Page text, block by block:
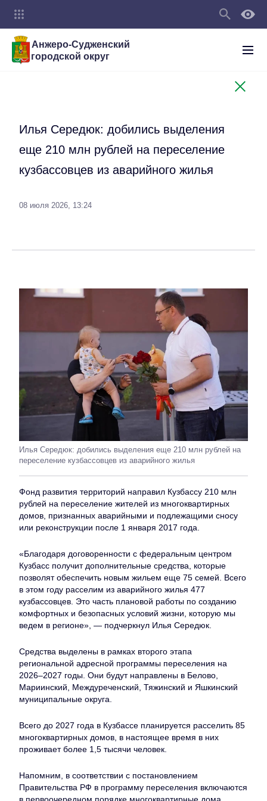
Анжеро-Судженский
городской округ
Илья Середюк: добились выделения
еще 210 млн рублей на переселение
кузбассовцев из аварийного жилья
08 июля 2026, 13:24
Илья Середюк: добились выделения еще 210 млн рублей на
переселение кузбассовцев из аварийного жилья
Фонд развития территорий направил Кузбассу 210 млн
рублей на переселение жителей из многоквартирных
домов, признанных аварийными и подлежащими сносу
или реконструкции после 1 января 2017 года.
«Благодаря договоренности с федеральным центром
Кузбасс получит дополнительные средства, которые
позволят обеспечить новым жильем еще 75 семей. Всего
в этом году расселим из аварийного жилья 477
кузбассовцев. Это часть плановой работы по созданию
комфортных и безопасных условий жизни, которую мы
ведем в регионе», — подчеркнул Илья Середюк.
Средства выделены в рамках второго этапа
региональной адресной программы переселения на
2026–2027 годы. Они будут направлены в Белово,
Мариинский, Междуреченский, Тяжинский и Яшкинский
муниципальные округа.
Всего до 2027 года в Кузбассе планируется расселить 85
многоквартирных домов, в настоящее время в них
проживает более 1,5 тысячи человек.
Напомним, в соответствии с постановлением
Правительства РФ в программу переселения включаются